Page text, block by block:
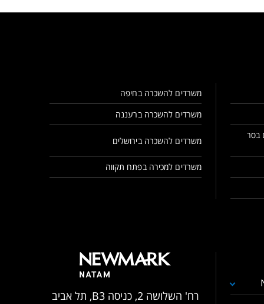
משרדים להשכרה בחיפה
משרדים להשכרה ברעננה
בסר
משרדים להשכרה בירושלים
משרדים למכירה בפתח תקווה
רח' השלושה 2, כניסה B3, תל אביב